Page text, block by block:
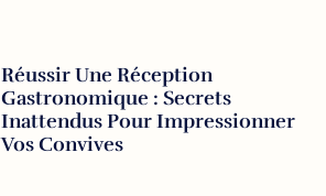
Réussir Une Réception
Gastronomique : Secrets
Inattendus Pour Impressionner
Vos Convives